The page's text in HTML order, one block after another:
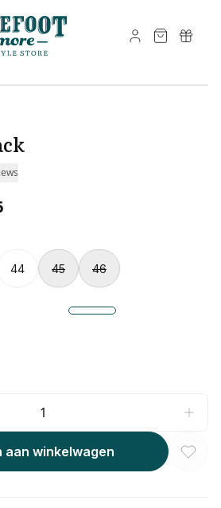
€ 129,95.
is € 103,96.
44 45 46
aan winkelwagen